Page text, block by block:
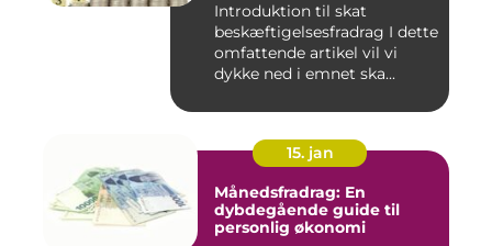
Introduktion til skat
beskæftigelsesfradrag I dette
omfattende artikel vil vi
dykke ned i emnet ska...
15. jan
Månedsfradrag: En
dybdegående guide til
personlig økonomi